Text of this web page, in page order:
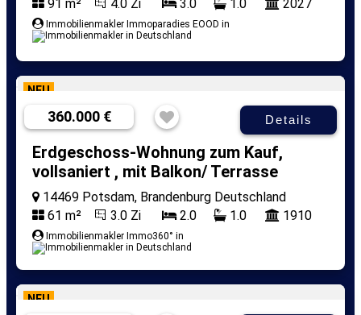
91 m²
4.0 Zi 3.0 1.0 2027
Immobilienmakler Immoparadies EOOD in
NEU
360.000 € Details
Erdgeschoss-Wohnung zum Kauf,
vollsaniert , mit Balkon/ Terrasse
14469 Potsdam, Brandenburg Deutschland
61 m²
3.0 Zi 2.0 1.0 1910
Immobilienmakler Immo360° in
NEU